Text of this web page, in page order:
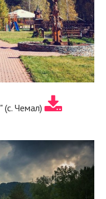
(с. Чемал)